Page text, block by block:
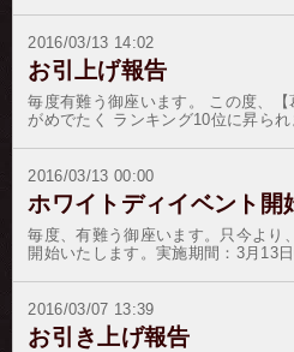
た。それでは、結果発表と参りま
ルウ３位華咲 優雅４位葛城 和哉
野 真琴７位鏡音 遥８位竹之内
神沢 蓮我妻さんには、副賞として
します。★お客様への特典★ホワイ
ントして頂いた全てのお客様へオマ
ホストさんの元へ郵送しますので、
りください。）・オマケの選択・お
オマケによる何らかの障害を生じま
かねます。・オマケのグレートがＵ
ードのオマケも付いてきます。・オ
ら１週間前後で郵送を開始致します
される場合があります。 １本
ケ ５００本〜 ：貴金属やアクセサ
本〜 ：シークレットなオマケ
2016/03/13 14:02
お引上げ報告
毎度有難う御座います。 この度、
がめでたく ランキング10位に昇られ
の証として、 【葛城 和哉(No.1046)
格致します。 お客様各位には、変
申し上げます。
2016/03/13 00:00
ホワイトディイベント開
毎度、有難う御座います。只今より
開始いたします。実施期間：3月13
銀行営業終了後のお振込の場合は、
分のみ）を写メで撮影してメール頂
2016/03/07 13:39
お引き上げ報告